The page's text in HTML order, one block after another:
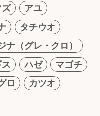
ズ
アユ
タチウオ
ナ（グレ・クロ）
ハゼ
マゴチ
ロ
カツオ